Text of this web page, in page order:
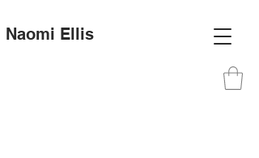
Naomi Ellis